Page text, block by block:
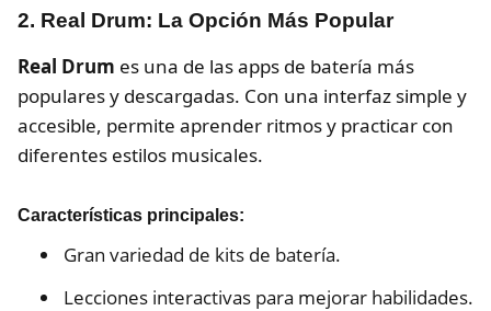
2. Real Drum: La Opción Más Popular
Real Drum es una de las apps de batería más
populares y descargadas. Con una interfaz simple y
accesible, permite aprender ritmos y practicar con
diferentes estilos musicales.
Características principales:
Gran variedad de kits de batería.
Lecciones interactivas para mejorar habilidades.